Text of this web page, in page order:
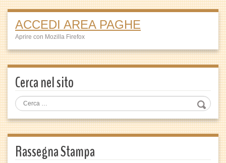
ACCEDI AREA PAGHE
Aprire con Mozilla Firefox
Cerca nel sito
Rassegna Stampa